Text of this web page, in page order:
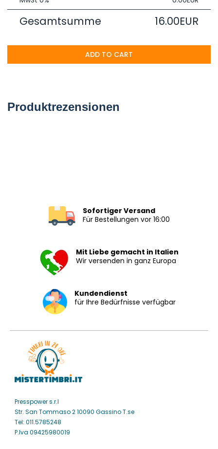
Produktrezensionen
Gesamtsumme 16.00EUR
ADD TO CART
Sofortiger Versand
Für Bestellungen vor 16:00
Mit Liebe gemacht in Italien
Wir versenden in ganz Europa
Kundendienst
für Ihre Bedürfnisse verfügbar
Presspower s.r.l
Str. San Tommaso 2 10090 Gassino T.se
Tel: 011.5785248
P.Iva 09425980019